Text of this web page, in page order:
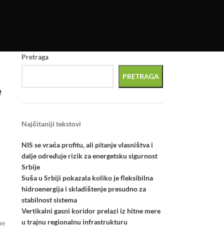
Pretraga
PRETRAGA
Najčitaniji tekstovi
NIS se vraća profitu, ali pitanje vlasništva i
dalje određuje rizik za energetsku sigurnost
Srbije
Suša u Srbiji pokazala koliko je fleksibilna
hidroenergija i skladištenje presudno za
stabilnost sistema
Vertikalni gasni koridor prelazi iz hitne mere
u trajnu regionalnu infrastrukturu